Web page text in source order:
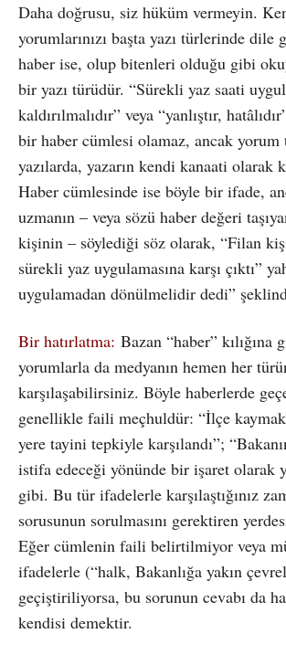
Daha doğrusu, siz hüküm vermeyin.
yorumlarınızı başta yazı türlerinde
haber ise, olup bitenleri olduğu gibi
bir yazı türüdür. “Sürekli yaz saati
kaldırılmalıdır” veya “yanlıştır,
bir haber cümlesi olamaz, ancak yorum
yazılarda, yazarın kendi kanaati olarak
Haber cümlesinde ise böyle bir ifade,
uzmanın – veya sözü haber değeri
kişinin – söylediği söz olarak, “Filan
sürekli yaz uygulamasına karşı çıktı”
uygulamadan dönülmelidir dedi”
Bir hatırlatma: Bazan “haber” kılığına
yorumlarla da medyanın hemen her
karşılaşabilirsiniz. Böyle haberlerde
genellikle faili meçhuldür: “İlçe
yere tayini tepkiyle karşılandı”;
istifa edeceği yönünde bir işaret olarak
gibi. Bu tür ifadelerle karşılaştığınız
sorusunun sorulmasını gerektiren
Eğer cümlenin faili belirtilmiyor veya
ifadelerle (“halk, Bakanlığa yakın
geçiştiriliyorsa, bu sorunun cevabı da
kendisi demektir.